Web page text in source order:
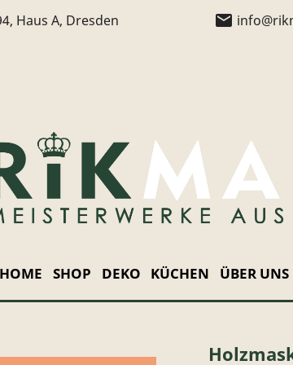
Haus A, Dresden email
HOME SHOP DEKO KÜCHEN ÜBER UNS